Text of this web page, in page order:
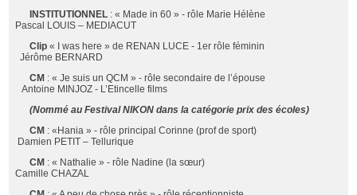
INSTITUTIONNEL : « Made in 60 » - rôle Marie Hélène
Pascal LOUIS – MEDIACUT
Clip « I was here » de RENAN LUCE - 1er rôle féminin
Jérôme BERNARD
CM : « Je suis un QCM » - rôle secondaire de l’épouse
Antoine MINJOZ - L’Etincelle films
(Nommé au Festival NIKON dans la catégorie prix des écoles)
CM : «Hania » - rôle principal Corinne (prof de sport)
Damien PETIT – Tellurique
CM : « Nathalie » - rôle Nadine (la sœur)
Camille CHAZAL